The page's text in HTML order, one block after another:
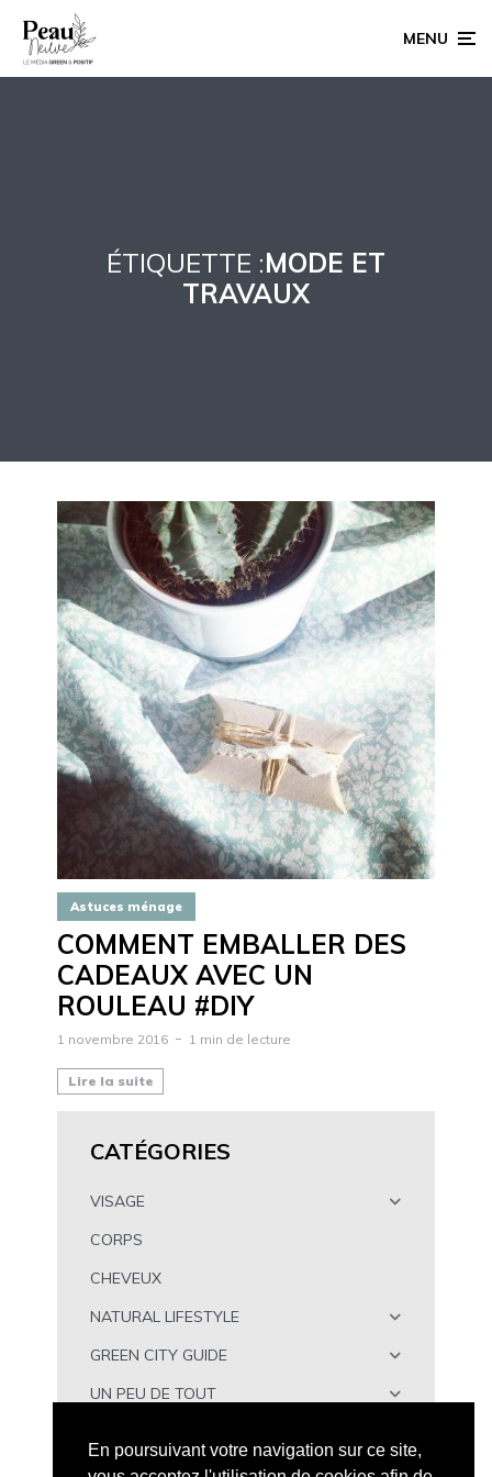
MENU
ÉTIQUETTE :MODE ET
TRAVAUX
Astuces ménage
COMMENT EMBALLER DES
CADEAUX AVEC UN
ROULEAU #DIY
1 novembre 2016 1 min de lecture
Lire la suite
CATÉGORIES
VISAGE
CORPS
CHEVEUX
NATURAL LIFESTYLE
GREEN CITY GUIDE
UN PEU DE TOUT
En poursuivant votre navigation sur ce site,